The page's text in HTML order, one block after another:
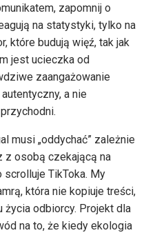
zapomnij o
na statystyki, tylko na
które budują więź, tak jak
jest ucieczka od
zaangażowanie
a nie
musi „oddychać” zależnie
z osobą czekającą na
scrolluje TikToka. My
która nie kopiuje treści,
życia odbiorcy. Projekt dla
na to, że kiedy ekologia